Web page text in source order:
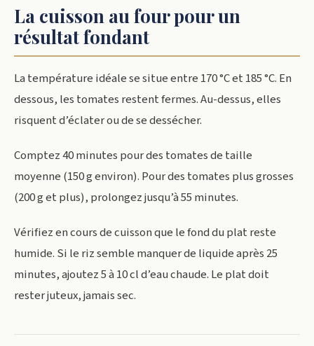
La cuisson au four pour un
résultat fondant
La température idéale se situe entre 170 °C et 185 °C. En
dessous, les tomates restent fermes. Au-dessus, elles
risquent d’éclater ou de se dessécher.
Comptez 40 minutes pour des tomates de taille
moyenne (150 g environ). Pour des tomates plus grosses
(200 g et plus), prolongez jusqu’à 55 minutes.
Vérifiez en cours de cuisson que le fond du plat reste
humide. Si le riz semble manquer de liquide après 25
minutes, ajoutez 5 à 10 cl d’eau chaude. Le plat doit
rester juteux, jamais sec.